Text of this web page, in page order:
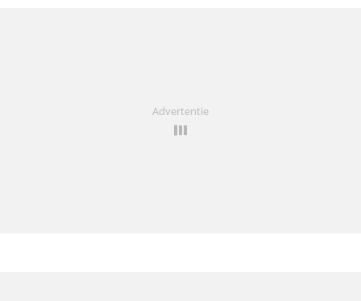
Advertentie